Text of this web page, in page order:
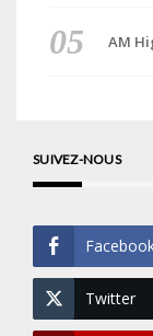
AM
SUIVEZ-NOUS
Twitter